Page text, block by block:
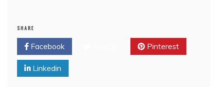
SHARE
Facebook Pinterest
Linkedin